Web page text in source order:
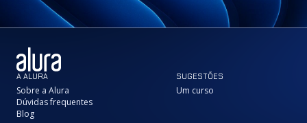
A ALURA
Sobre a Alura
Dúvidas frequentes
Blog
SUGESTÕES
Um curso